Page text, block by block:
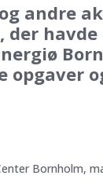
andre
der
opgaver
Bornholm,